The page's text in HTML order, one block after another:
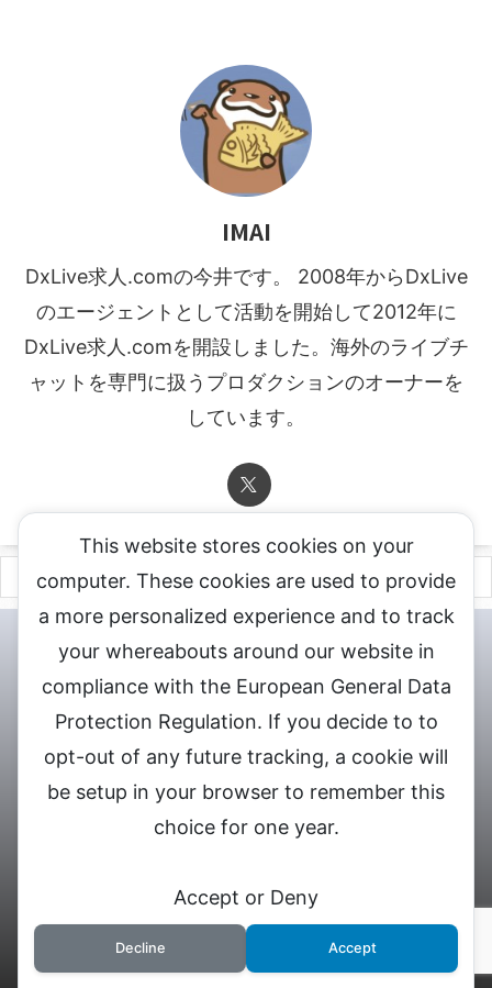
IMAI
DxLive求人.comの今井です。 2008年からDxLive
のエージェントとして活動を開始して2012年に
DxLive求人.comを開設しました。海外のライブチ
ャットを専門に扱うプロダクションのオーナーを
しています。
チャットレディ登録申込 DXLIVE求人.comへお問合せ
DXLIVE 退
会・解約・移籍の申請
式サイト
DXLIVEのチャットレディ求人情報サイト
This website stores cookies on your
computer. These cookies are used to provide
a more personalized experience and to track
your whereabouts around our website in
compliance with the European General Data
Protection Regulation. If you decide to to
opt-out of any future tracking, a cookie will
be setup in your browser to remember this
choice for one year.
Accept or Deny
Decline Accept